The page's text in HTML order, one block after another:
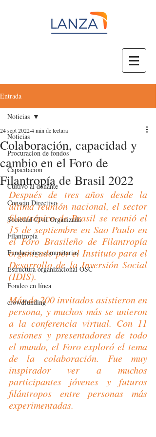
Entrada
Noticias
Procuracion de fondos
Capacitacion
Cultivo al donante
Consejo Directivo
Sociedad Civil Organizada
Filantropía
Fundaciones comunitarias
Estructura organizacional OSC
Fondeo en línea
crowdfunding
Noticias
Colaboración, capacidad y
cambio en el Foro de
Filantropía de Brasil 2022
24 sept 20224 min de lectura
Después de tres años desde la
última reunión nacional, el sector
filantrópico de Brasil se reunió el
15 de septiembre en Sao Paulo en
el Foro Brasileño de Filantropía
organizado por el Instituto para el
Desarrollo de la Inversión Social
(IDIS).
Más de 200 invitados asistieron en
persona, y muchos más se unieron
a la conferencia virtual. Con 11
sesiones y presentadores de todo
el mundo, el Foro exploró el tema
de la colaboración. Fue muy
inspirador ver a muchos
participantes jóvenes y futuros
filántropos entre personas más
experimentadas.